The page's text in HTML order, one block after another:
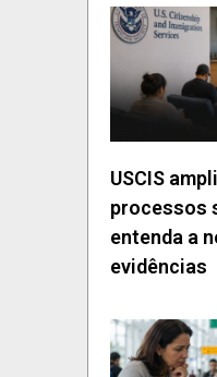
USCIS
processos
entenda a
evidências